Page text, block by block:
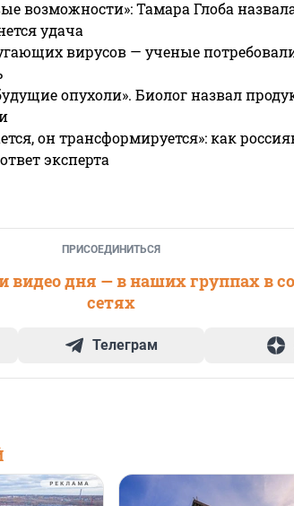
возможности»: Тамара Глоба
удача
вирусов — ученые
опухоли». Биолог назвал
он трансформируется»: как
эксперта
ПРИСОЕДИНИТЬСЯ
видео дня — в наших группах в
сетях
Телеграм